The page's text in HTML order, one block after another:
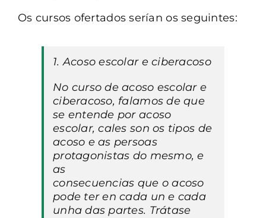
Os cursos ofertados serían os seguintes:
1. Acoso escolar e ciberacoso
No curso de acoso escolar e
ciberacoso, falamos de que
se entende por acoso
escolar, cales son os tipos de
acoso e as persoas
protagonistas do mesmo, e
as
consecuencias que o acoso
pode ter en cada un e cada
unha das partes. Trátase